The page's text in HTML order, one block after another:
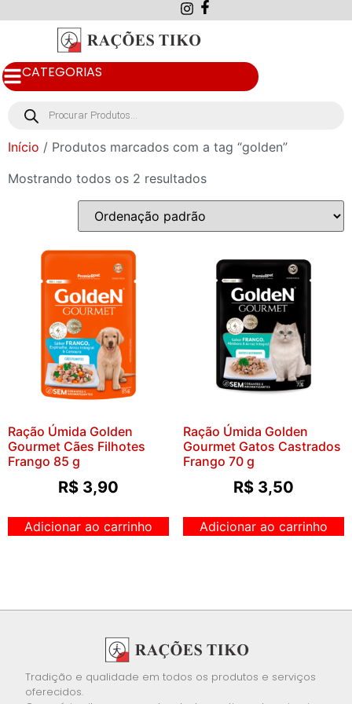
CATEGORIAS
Início / Produtos marcados com a tag “golden”
Mostrando todos os 2 resultados
Ração Úmida Golden
Gourmet Cães Filhotes
Frango 85 g
R$ 3,90
Adicionar ao carrinho
Ração Úmida Golden
Gourmet Gatos Castrados
Frango 70 g
R$3,50
Adicionar ao carrinho
Tradição e qualidade em todos os produtos e serviços
oferecidos.